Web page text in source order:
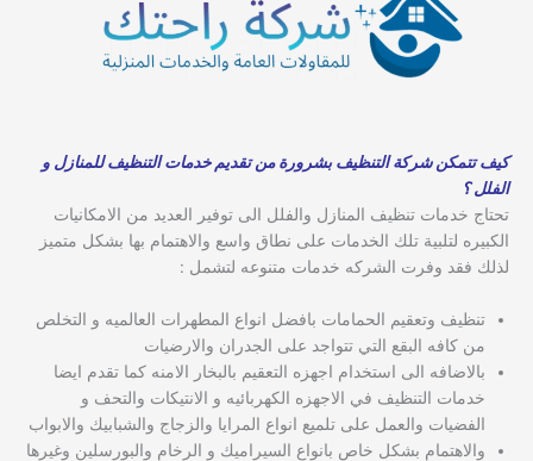
كيف تتمكن شركة التنظيف بشرورة من تقديم خدمات التنظيف للمنازل و
الفلل ؟
تحتاج خدمات تنظيف المنازل والفلل الى توفير العديد من الامكانيات
الكبيره لتلبية تلك الخدمات على نطاق واسع والاهتمام بها بشكل متميز
لذلك فقد وفرت الشركه خدمات متنوعه لتشمل :
تنظيف وتعقيم الحمامات بافضل انواع المطهرات العالميه و التخلص
من كافه البقع التي تتواجد على الجدران والارضيات
بالاضافه الى استخدام اجهزه التعقيم بالبخار الامنه كما تقدم ايضا
خدمات التنظيف في الاجهزه الكهربائيه و الانتيكات والتحف و
الفضيات والعمل على تلميع انواع المرايا والزجاج والشبابيك والابواب
والاهتمام بشكل خاص بانواع السيراميك و الرخام والبورسلين وغيرها